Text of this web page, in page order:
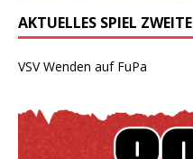
AKTUELLES SPIEL ZWEITE
VSV Wenden auf FuPa